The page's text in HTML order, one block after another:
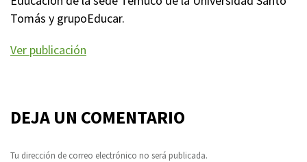
Tomás y grupoEducar.
Ver publicación
DEJA UN COMENTARIO
Tu dirección de correo electrónico no será publicada.